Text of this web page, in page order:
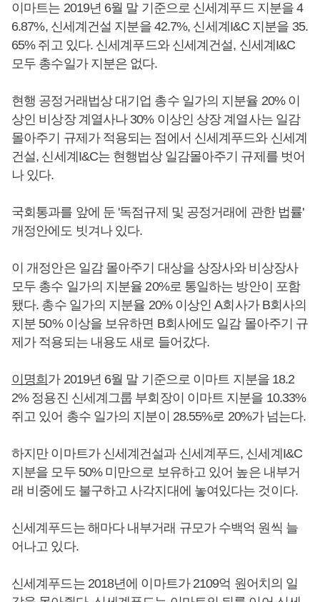
이마트는 2019년 6월 말 기준으로 신세계푸드 지분을 4
6.87%, 신세계건설 지분을 42.7%, 신세계I&C 지분을 35.
65% 쥐고 있다. 신세계푸드와 신세계건설, 신세계I&C
모두 총수일가 지분은 없다.
현행 공정거래법상 대기업 총수 일가의 지분율 20% 이
상인 비상장 계열사나 30% 이상인 상장 계열사는 일감
몰아주기 규제가 적용되는 점에서 신세계푸드와 신세계
건설, 신세계I&C는 현행법상 일감몰아주기 규제를 벗어
나 있다.
국회통과를 앞에 둔 '독점규제 및 공정거래에 관한 법률'
개정안에도 빗겨나 있다.
이 개정안은 일감 몰아주기 대상을 상장사와 비상장사
모두 총수 일가의 지분율 20%로 통일하는 방안이 포함
됐다. 총수 일가의 지분율 20% 이상인 A회사가 B회사의
지분 50% 이상을 보유하면 B회사에도 일감 몰아주기 규
제가 적용되는 내용도 새로 들어갔다.
이명희 가 2019년 6월 말 기준으로 이마트 지분을 18.2
2% 정용진 신세계그룹 부회장이 이마트 지분을 10.33%
쥐고 있어 총수 일가의 지분이 28.55%로 20%가 넘는다.
하지만 이마트가 신세계건설과 신세계푸드, 신세계I&C
지분을 모두 50% 미만으로 보유하고 있어 높은 내부거
래 비중에도 불구하고 사각지대에 놓여있다는 것이다.
신세계푸드는 해마다 내부거래 규모가 수백억 원씩 늘
어나고 있다.
신세계푸드는 2018년에 이마트가 2109억 원어치의 일